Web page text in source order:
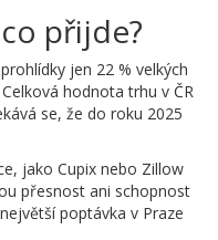
přijde?
jen 22 % velkých
hodnota trhu v ČR
se, že do roku 2025
jako Cupix nebo Zillow
přesnost ani schopnost
poptávka v Praze